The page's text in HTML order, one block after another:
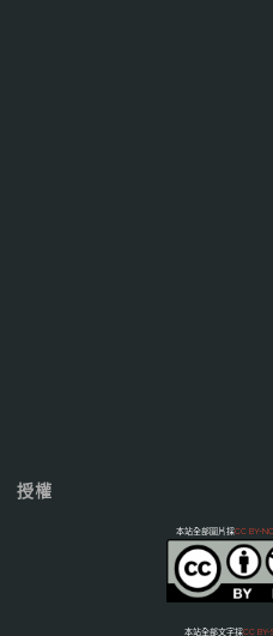
授權
本站全部圖片採CC BY-
本站全部文字採CC BY-